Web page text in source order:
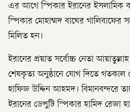
এর আগে স্পিকার ইরানের ইসলামিক
স্পিকার মোহাম্মদ বাঘের গালিবাফের
মিলিত হন।
ইরানের প্রয়াত সর্বোচ্চ নেতা
শেষকৃত্য অনুষ্ঠানে যোগ দিতে গতকাল
হাফিজ উদ্দিন আহমদ। বিমানবন্দরে
ইরানের ডেপুটি স্পিকার হামিদ রেজা